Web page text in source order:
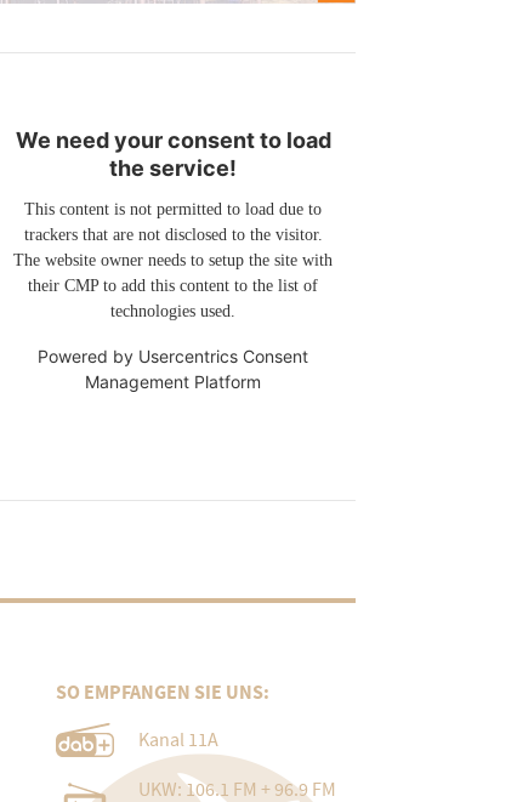
We need your consent to load
the service!
This content is not permitted to load due to
trackers that are not disclosed to the visitor.
The website owner needs to setup the site with
their CMP to add this content to the list of
technologies used.
Powered by Usercentrics Consent
Management Platform
SO EMPFANGEN SIE UNS:
Kanal 11A
UKW: 106.1 FM + 96.9 FM